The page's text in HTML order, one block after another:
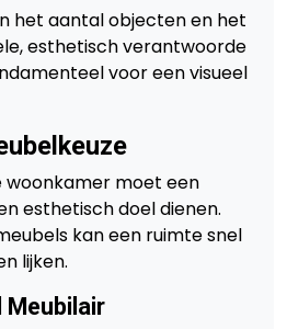
het aantal objecten en het
esthetisch verantwoorde
voor een visueel
woonkamer moet een
esthetisch doel dienen.
kan een ruimte snel
lijken.